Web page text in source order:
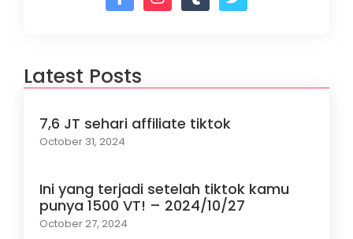
Latest Posts
7,6 JT sehari affiliate tiktok
October 31, 2024
Ini yang terjadi setelah tiktok kamu
punya 1500 VT! – 2024/10/27
October 27, 2024